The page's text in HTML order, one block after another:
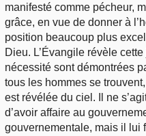
manifesté comme pécheur,
grâce, en vue de donner à
position beaucoup plus
Dieu. L’Évangile révèle
nécessité sont démontrées
tous les hommes se
est révélée du ciel. Il ne
d’avoir affaire au
gouvernementale, mais il lui